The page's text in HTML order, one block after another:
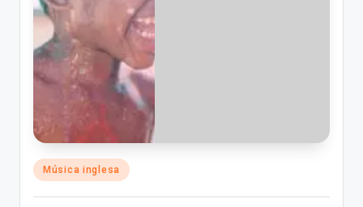
Posted
in
Música inglesa